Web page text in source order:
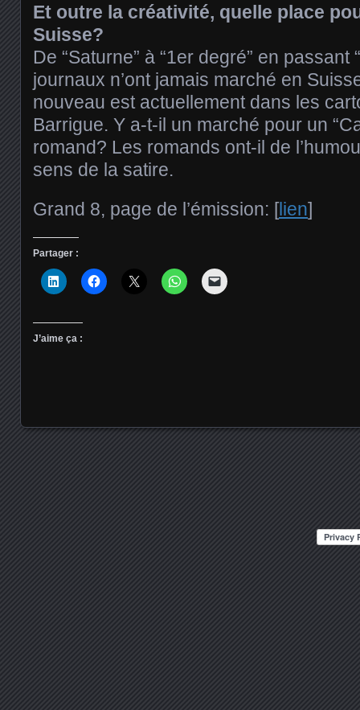
Et outre la créativité, quelle place
Suisse?
De “Saturne” à “1er degré” en passant
journaux n’ont jamais marché en
nouveau est actuellement dans les
Barrigue. Y a-t-il un marché pour un
romand? Les romands ont-il de
sens de la satire.
Grand 8, page de l’émission: [lien]
Partager :
J’aime ça :